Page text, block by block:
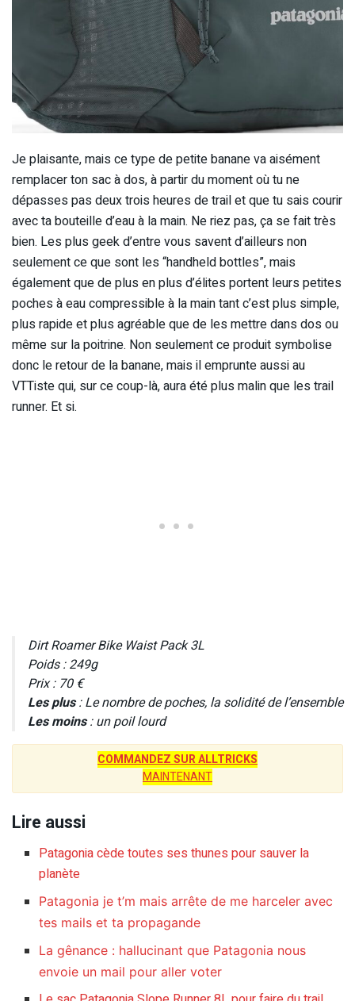
Je plaisante, mais ce type de petite banane va aisément
remplacer ton sac à dos, à partir du moment où tu ne
dépasses pas deux trois heures de trail et que tu sais courir
avec ta bouteille d’eau à la main. Ne riez pas, ça se fait très
bien. Les plus geek d’entre vous savent d’ailleurs non
seulement ce que sont les “handheld bottles”, mais
également que de plus en plus d’élites portent leurs petites
poches à eau compressible à la main tant c’est plus simple,
plus rapide et plus agréable que de les mettre dans dos ou
même sur la poitrine. Non seulement ce produit symbolise
donc le retour de la banane, mais il emprunte aussi au
VTTiste qui, sur ce coup-là, aura été plus malin que les trail
runner. Et si.
Dirt Roamer Bike Waist Pack 3L
Poids : 249g
Prix : 70 €
Les plus: Le nombre de poches, la solidité de l’ensemble
Les moins: un poil lourd
COMMANDEZ SUR ALLTRICKS
MAINTENANT
Lire aussi
Patagonia cède toutes ses thunes pour sauver la
planète
Patagonia je t’m mais arrête de me harceler avec
tes mails et ta propagande
La gênance : hallucinant que Patagonia nous
envoie un mail pour aller voter